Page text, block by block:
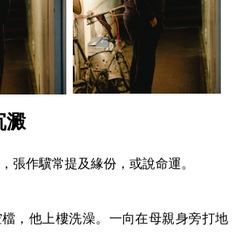
澱
張作驥常提及緣份，或說命運。
，他上樓洗澡。一向在母親身旁打地